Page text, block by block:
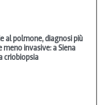
al polmone, diagnosi più
meno invasive: a Siena
criobiopsia